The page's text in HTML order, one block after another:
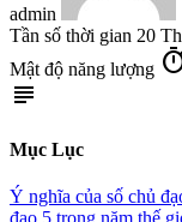
admin
Tần số thời gian 20
Mật độ năng lượng
subject
Mục Lục
Ý nghĩa của số chủ